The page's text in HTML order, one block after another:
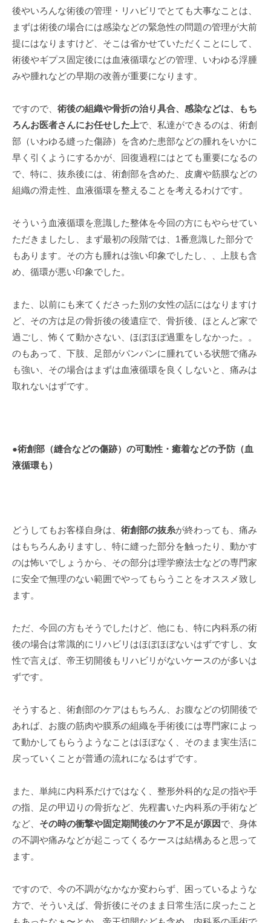
後やいろんな術後の管理・リハビリでとても大事なことは、
まずは術後の場合には感染などの緊急性の問題の管理が大前
提にはなりますけど、そこは省かせていただくことにして、
術後やギプス固定後には血液循環などの管理、いわゆる浮腫
みや腫れなどの早期の改善が重要になります。
ですので、 術後の組織や骨折の治り具合、感染などは、もち
ろんお医者さんにお任せした上で、私達ができるのは、術創
部（いわゆる縫った傷跡）を含めた患部などの腫れをいかに
早く引くようにするかが、回復過程にはとても重要になるの
で、特に、抜糸後には、術創部を含めた、皮膚や筋膜などの
組織の滑走性、血液循環を整えることを考えるわけです。
そういう血液循環を意識した整体を今回の方にもやらせてい
ただきましたし、まず最初の段階では、1番意識した部分で
もあります。その方も腫れは強い印象でしたし、、上肢も含
め、循環が悪い印象でした。
また、以前にも来てくださった別の女性の話にはなりますけ
ど、その方は足の骨折後の後遺症で、骨折後、ほとんど家で
過ごし、怖くて動かさない、ほぼほぼ過重をしなかった。。
のもあって、下肢、足部がパンパンに腫れている状態で痛み
も強い、その場合はまずは血液循環を良くしないと、痛みは
取れないはずです。
●術創部（縫合などの傷跡）の可動性・癒着などの予防（血
液循環も）
どうしてもお客様自身は、 術創部の抜糸が終わっても、痛み
はもちろんありますし、特に縫った部分を触ったり、動かす
のは怖いでしょうから、その部分は理学療法士などの専門家
に安全で無理のない範囲でやってもらうことをオススメ致し
ます。
ただ、今回の方もそうでしたけど、他にも、特に内科系の術
後の場合は常識的にリハビリはほぼほぼないはずですし、女
性で言えば、帝王切開後もリハビリがないケースのが多いは
ずです。
そうすると、術創部のケアはもちろん、お腹などの切開後で
あれば、お腹の筋肉や膜系の組織を手術後には専門家によっ
て動かしてもらうようなことはほぼなく、そのまま実生活に
戻っていくことが普通の流れになるはずです。
また、単純に内科系だけではなく、整形外科的な足の指や手
の指、足の甲辺りの骨折など、先程書いた内科系の手術など
など、 その時の衝撃や固定期間後のケア不足が原因で、身体
の不調や痛みなどが起こってくるケースは結構あると思って
ます。
ですので、今の不調がなかなか変わらず、困っているような
方で、そういえば、骨折後にそのまま日常生活に戻ったこと